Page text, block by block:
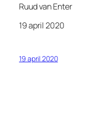
Ruud van Enter
19 april 2020
19 april 2020